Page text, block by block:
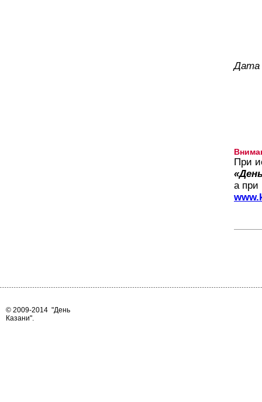
Дата
При
а при
© 2009-2014 "День
Казани".